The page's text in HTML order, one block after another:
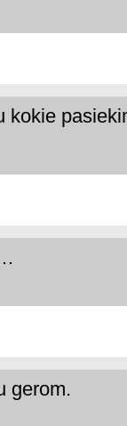
kokie
gerom.